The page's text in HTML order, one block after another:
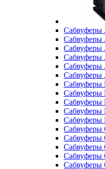
Сабвуферы
Сабвуферы
Сабвуферы
Сабвуферы
Сабвуферы
Сабвуферы
Сабвуферы
Сабвуферы
Сабвуферы
Сабвуферы
Сабвуферы
Сабвуферы
Сабвуферы
Сабвуферы
Сабвуферы
Сабвуферы